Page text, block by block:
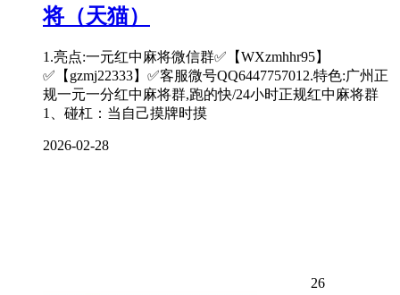
将（天猫）
1.亮点:一元红中麻将微信群✅【WXzmhhr95】
✅【gzmj22333】✅客服微号QQ6447757012.特色:广州正
规一元一分红中麻将群,跑的快/24小时正规红中麻将群
1、碰杠：当自己摸牌时摸
2026-02-28
26